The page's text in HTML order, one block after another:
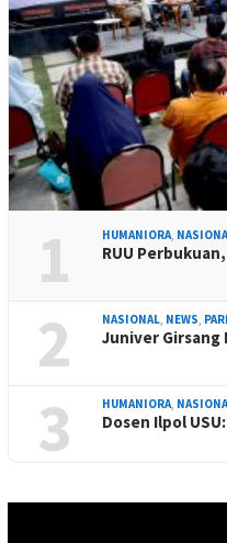
1 HUMANIORA,
RUU
2 NASIONAL, NEWS,
Juniver Girsang
3 HUMANIORA,
Dosen Ilpol